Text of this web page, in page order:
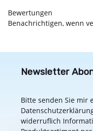
Bewertungen
Benachrichtigen, wenn
Newsletter
Bitte senden Sie mir
widerruflich